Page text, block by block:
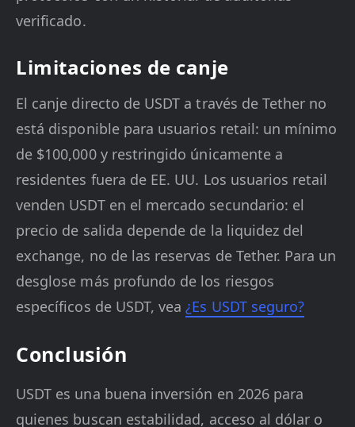
verificado.
Limitaciones de canje
El canje directo de USDT a través de Tether no
está disponible para usuarios retail: un mínimo
de $100,000 y restringido únicamente a
residentes fuera de EE. UU. Los usuarios retail
venden USDT en el mercado secundario: el
precio de salida depende de la liquidez del
exchange, no de las reservas de Tether. Para un
desglose más profundo de los riesgos
específicos de USDT, vea¿Es USDT seguro?
Conclusión
USDT es una buena inversión en 2026 para
quienes buscan estabilidad, acceso al dólar o